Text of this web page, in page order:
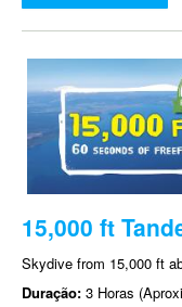
15,000 ft
Skydive from 15,000 ft
Duração: 3 Horas